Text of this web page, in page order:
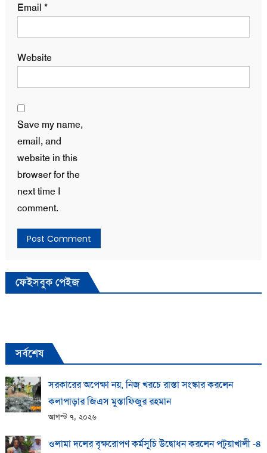
Email *
Website
Save my name,
email, and
website in this
browser for the
next time I
comment.
ফেইসবুক পেইজ
সর্বশেষ
সরকারের অপেক্ষা নয়, নিজ খরচে রাস্তা সংস্কার করলেন
কলাপাড়ার জিএস মুস্তাফিজুর রহমান
আগস্ট ৭, ২০২৬
ওলামা দলের বৃক্ষরোপণ কর্মসূচি উদ্বোধন করলেন পটুয়াখালী -৪